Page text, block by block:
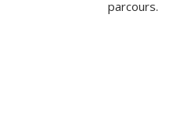
parcours.